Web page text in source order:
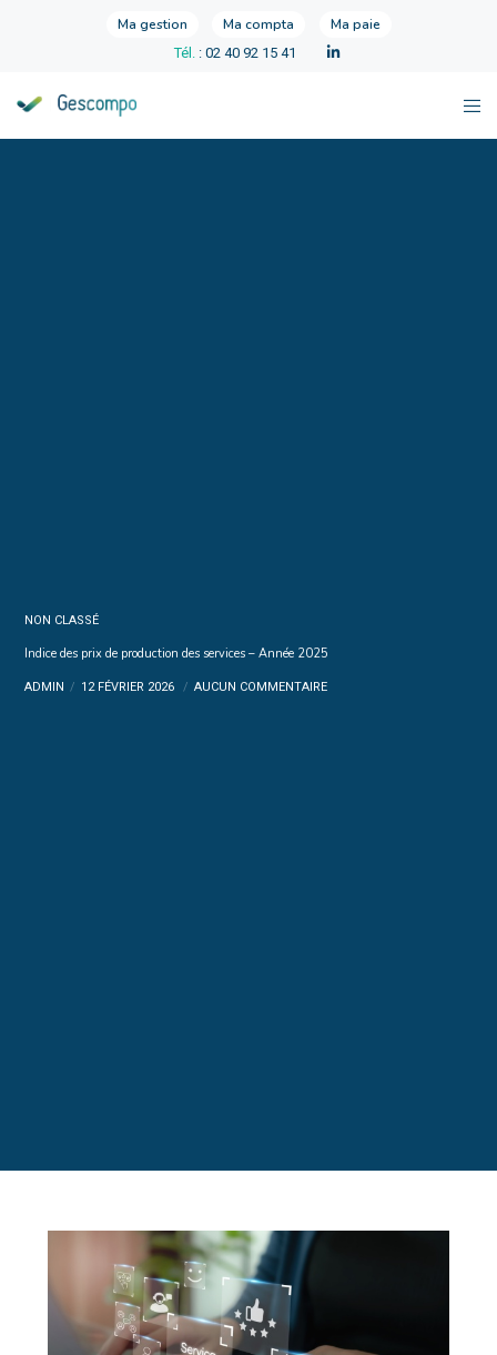
Ma gestion Ma compta Ma paie
Tél. : 02 40 92 15 41
NON CLASSÉ
Indice des prix de production des services – Année 2025
ADMIN 12 FÉVRIER 2026 AUCUN COMMENTAIRE